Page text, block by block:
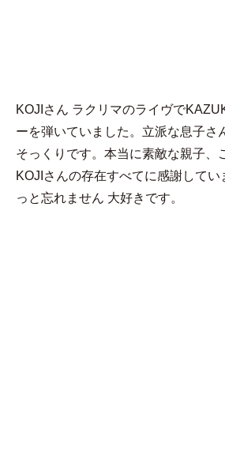
KOJIさん ラクリマのライヴで
ーを弾いていました。立派な息子さ
そっくりです。本当に素敵な親子、
KOJIさんの存在すべてに感謝して
っと忘れません 大好きです。